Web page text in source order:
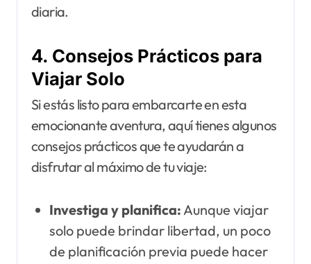
diaria.
4. Consejos Prácticos para
Viajar Solo
Si estás listo para embarcarte en esta
emocionante aventura, aquí tienes algunos
consejos prácticos que te ayudarán a
disfrutar al máximo de tu viaje:
Investiga y planifica:Aunque viajar
solo puede brindar libertad, un poco
de planificación previa puede hacer